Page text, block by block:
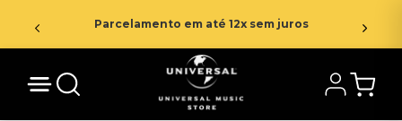
Parcelamento em até 12x sem juros